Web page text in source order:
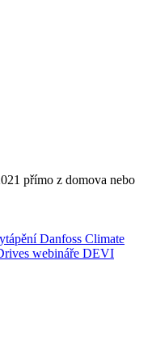
přímo z domova nebo
Danfoss Climate
webináře DEVI